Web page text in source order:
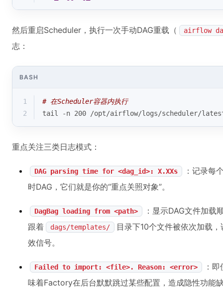
然后重启Scheduler，执行一次手动DAG重载（ airflow
志：
BASH
1
# 在Scheduler容器内执行
2
tail -n 200 /opt/airflow/logs/scheduler/
重点关注三类日志模式：
DAG parsing time for <dag_id>: X.XXs
：记录每
时DAG，它们就是你的“重点关照对象”。
DagBag loading from <path>
：显示DAG文件加载
跟着
dags/templates/
目录下10个文件被依次加载
效信号。
Failed to import: <file>. Reason: <error>
：
味着Factory在后台默默跳过某些配置，造成隐性功能